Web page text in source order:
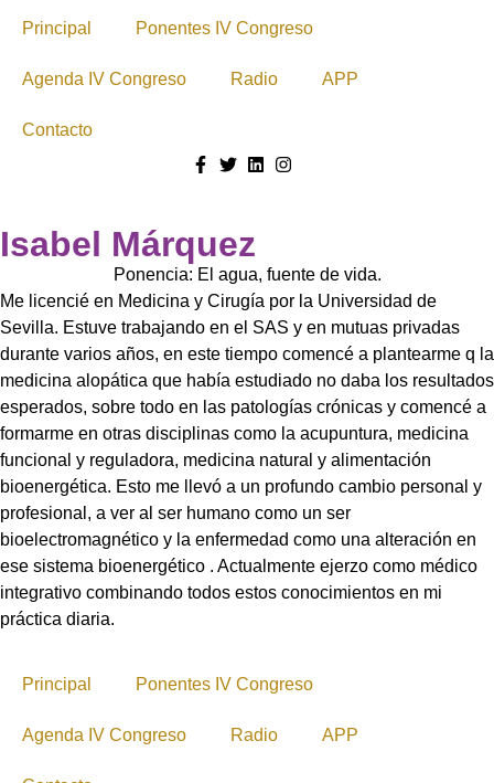
Principal Ponentes IV Congreso
Agenda IV Congreso Radio APP
Contacto
Isabel Márquez
Ponencia: El agua, fuente de vida.
Me licencié en Medicina y Cirugía por la Universidad de
Sevilla. Estuve trabajando en el SAS y en mutuas privadas
durante varios años, en este tiempo comencé a plantearme q la
medicina alopática que había estudiado no daba los resultados
esperados, sobre todo en las patologías crónicas y comencé a
formarme en otras disciplinas como la acupuntura, medicina
funcional y reguladora, medicina natural y alimentación
bioenergética. Esto me llevó a un profundo cambio personal y
profesional, a ver al ser humano como un ser
bioelectromagnético y la enfermedad como una alteración en
ese sistema bioenergético . Actualmente ejerzo como médico
integrativo combinando todos estos conocimientos en mi
práctica diaria.
Principal Ponentes IV Congreso
Agenda IV Congreso Radio APP